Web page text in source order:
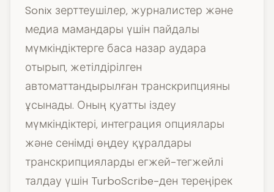
Sonix зерттеушілер, журналистер және
медиа мамандары үшін пайдалы
мүмкіндіктерге баса назар аудара
отырып, жетілдірілген
автоматтандырылған транскрипцияны
ұсынады. Оның қуатты іздеу
мүмкіндіктері, интеграция опциялары
және сенімді өңдеу құралдары
транскрипцияларды егжей-тегжейлі
талдау үшін TurboScribe-ден тереңірек